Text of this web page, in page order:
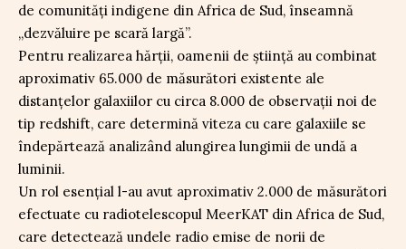
de comunități indigene din Africa de Sud, înseamnă
„dezvăluire pe scară largă”.
Pentru realizarea hărții, oamenii de știință au combinat
aproximativ 65.000 de măsurători existente ale
distanțelor galaxiilor cu circa 8.000 de observații noi de
tip redshift, care determină viteza cu care galaxiile se
îndepărtează analizând alungirea lungimii de undă a
luminii.
Un rol esențial l-au avut aproximativ 2.000 de măsurători
efectuate cu radiotelescopul MeerKAT din Africa de Sud,
care detectează undele radio emise de norii de